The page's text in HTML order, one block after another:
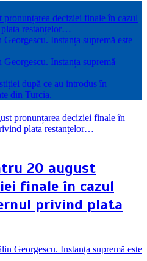
pronunțarea deciziei finale în cazul
restanțelor…
Instanța supremă este
Instanța supremă
după ce au introdus în
din Turcia.
20 august
finale în cazul
privind plata